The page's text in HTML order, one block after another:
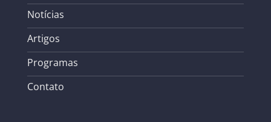
Notícias
Artigos
Programas
Contato